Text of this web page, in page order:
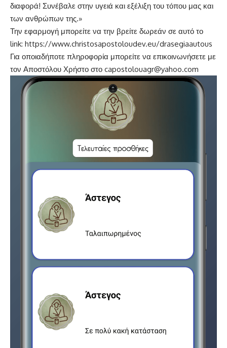
διαφορά! Συνέβαλε στην υγειά και εξέλιξη του τόπου μας και
των ανθρώπων της.»
Την εφαρμογή μπορείτε να την βρείτε δωρεάν σε αυτό το
link: https://www.christosapostoloudev.eu/drasegiaautous
Για οποιαδήποτε πληροφορία μπορείτε να επικοινωνήσετε με
τον Αποστόλου Χρήστο στο capostolouagr@yahoo.com